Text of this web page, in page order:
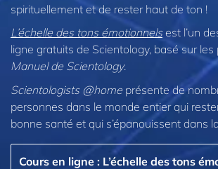
spirituellement et de rester haut de ton !
L’échelle des tons émotionnelsest l’un
ligne gratuits de Scientology, basé sur les
Manuel de Scientology.
Scientologists @homeprésente de
personnes dans le monde entier qui
bonne santé et qui s’épanouissent dans
Cours en ligne : L’échelle des tons